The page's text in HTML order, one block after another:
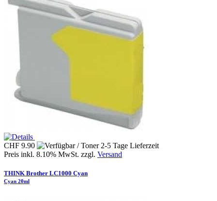
CHF 9.90
Preis inkl. 8.10% MwSt. zzgl. Versand
THINK Brother LC1000 Cyan
Cyan 20ml